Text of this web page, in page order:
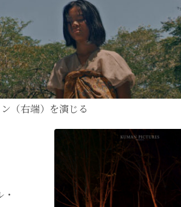
（右端）を演じる